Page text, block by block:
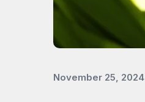
November 25, 2024